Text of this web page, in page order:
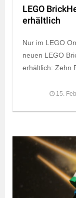
LEGO
erhältlich
Nur im LEGO
neuen LEGO
erhältlich: Zehn
15.